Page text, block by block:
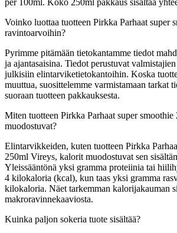
Voinko luottaa tuotteen Pirkka Parhaat super
ravintoarvoihin?
Pyrimme pitämään tietokantamme tiedot
ja ajantasaisina. Tiedot perustuvat
julkisiin elintarviketietokantoihin. Koska
muuttua, suosittelemme varmistamaan tarkat
suoraan tuotteen pakkauksesta.
Miten tuotteen Pirkka Parhaat super
muodostuvat?
Elintarvikkeiden, kuten tuotteen Pirkka
250ml Vireys, kalorit muodostuvat sen
Yleissääntönä yksi gramma proteiinia tai
4 kilokaloria (kcal), kun taas yksi gramma
kilokaloria. Näet tarkemman kalorijakauman
makroravinnekaaviosta.
Kuinka paljon sokeria tuote sisältää?